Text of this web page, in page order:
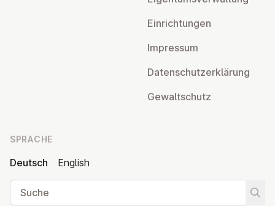
Ein­rich­tun­gen
Impressum
Da­ten­schutz­er­klä­rung
Ge­walt­schutz
SPRACHE
Deutsch
English
Suche